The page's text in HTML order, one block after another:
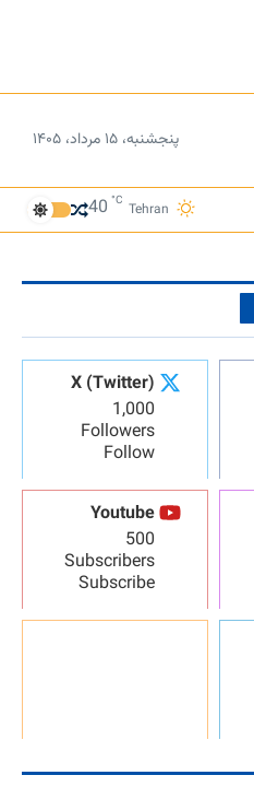
پنجشنبه، ۱۵ مرداد، ۱۴۰۵
Tehran
40 °C
X (Twitter)
1,000
Followers
Follow
Youtube
500
Subscribers
Subscribe